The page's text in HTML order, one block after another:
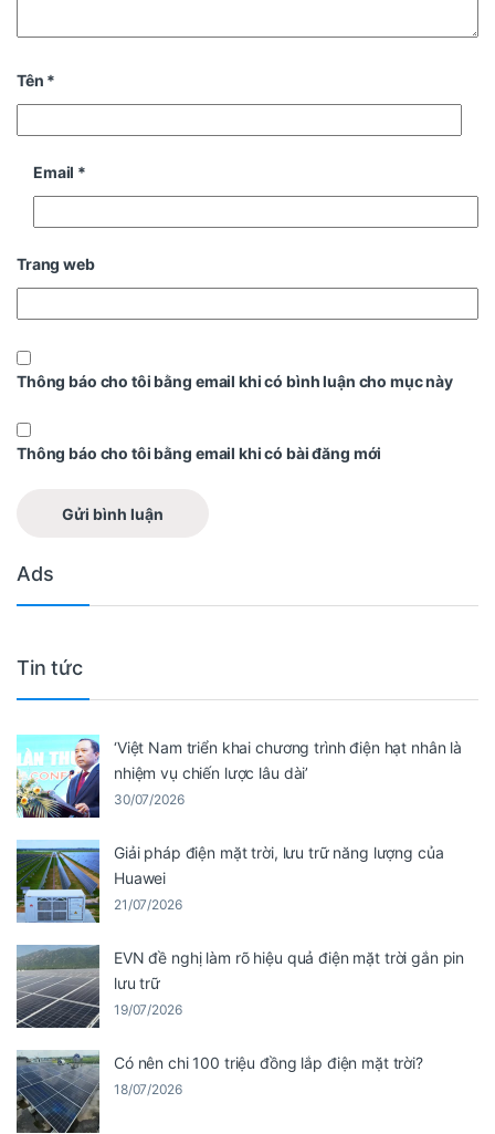
Tên *
Email *
Trang web
Thông báo cho tôi bằng email khi có bình luận cho mục này
Thông báo cho tôi bằng email khi có bài đăng mới
Ads
Tin tức
‘Việt Nam triển khai chương trình điện hạt nhân là
nhiệm vụ chiến lược lâu dài’
30/07/2026
Giải pháp điện mặt trời, lưu trữ năng lượng của
Huawei
21/07/2026
EVN đề nghị làm rõ hiệu quả điện mặt trời gắn pin
lưu trữ
19/07/2026
Có nên chi 100 triệu đồng lắp điện mặt trời?
18/07/2026